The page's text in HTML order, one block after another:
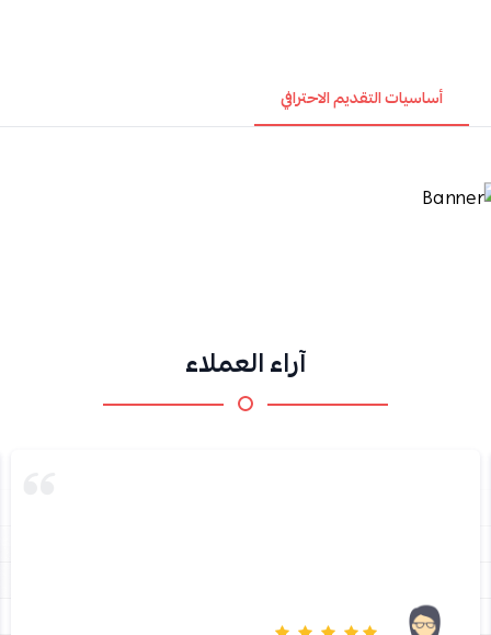
أساسيات التقديم الاحترافي
آراء العملاء